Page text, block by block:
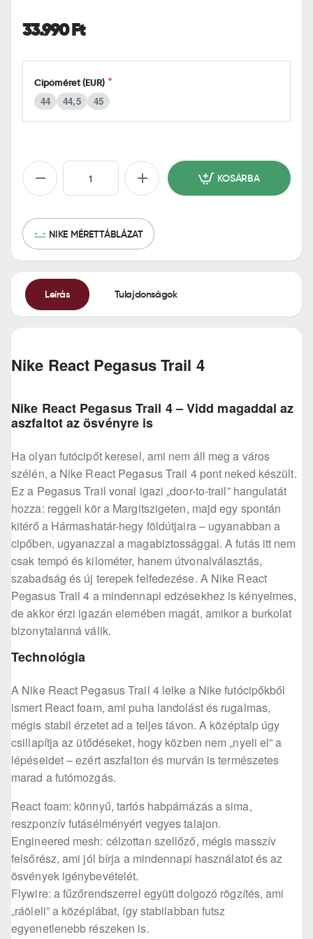
e
33.990 Ft
Cipőméret (EUR)
44 44,5 45
KOSÁRBA
NIKE MÉRETTÁBLÁZAT
Leírás Tulajdonságok
Nike React Pegasus Trail 4
Nike React Pegasus Trail 4 – Vidd magaddal az
aszfaltot az ösvényre is
Ha olyan futócipőt keresel, ami nem áll meg a város
szélén, a Nike React Pegasus Trail 4 pont neked készült.
Ez a Pegasus Trail vonal igazi „door-to-trail” hangulatát
hozza: reggeli kör a Margitszigeten, majd egy spontán
kitérő a Hármashatár-hegy földútjaira – ugyanabban a
cipőben, ugyanazzal a magabiztossággal. A futás itt nem
csak tempó és kilométer, hanem útvonalválasztás,
szabadság és új terepek felfedezése. A Nike React
Pegasus Trail 4 a mindennapi edzésekhez is kényelmes,
de akkor érzi igazán elemében magát, amikor a burkolat
bizonytalanná válik.
Technológia
A Nike React Pegasus Trail 4 lelke a Nike futócipőkből
ismert React foam, ami puha landolást és rugalmas,
mégis stabil érzetet ad a teljes távon. A középtalp úgy
csillapítja az ütődéseket, hogy közben nem „nyeli el” a
lépéseidet – ezért aszfalton és murván is természetes
marad a futómozgás.
React foam: könnyű, tartós habpárnázás a sima,
reszponzív futásélményért vegyes talajon.
Engineered mesh: célzottan szellőző, mégis masszív
felsőrész, ami jól bírja a mindennapi használatot és az
ösvények igénybevételét.
Flywire: a fűzőrendszerrel együtt dolgozó rögzítés, ami
„ráöleli” a középlábat, így stabilabban futsz
egyenetlenebb részeken is.